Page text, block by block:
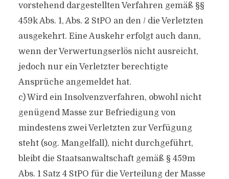
vorstehend dargestellten Verfahren gemäß §§
459k Abs. 1, Abs. 2 StPO an den /​ die Verletzten
ausgekehrt. Eine Auskehr erfolgt auch dann,
wenn der Verwertungserlös nicht ausreicht,
jedoch nur ein Verletzter berechtigte
Ansprüche angemeldet hat.
c) Wird ein Insolvenzverfahren, obwohl nicht
genügend Masse zur Befriedigung von
mindestens zwei Verletzten zur Verfügung
steht (sog. Mangelfall), nicht durchgeführt,
bleibt die Staatsanwaltschaft gemäß § 459m
Abs. 1 Satz 4 StPO für die Verteilung der Masse